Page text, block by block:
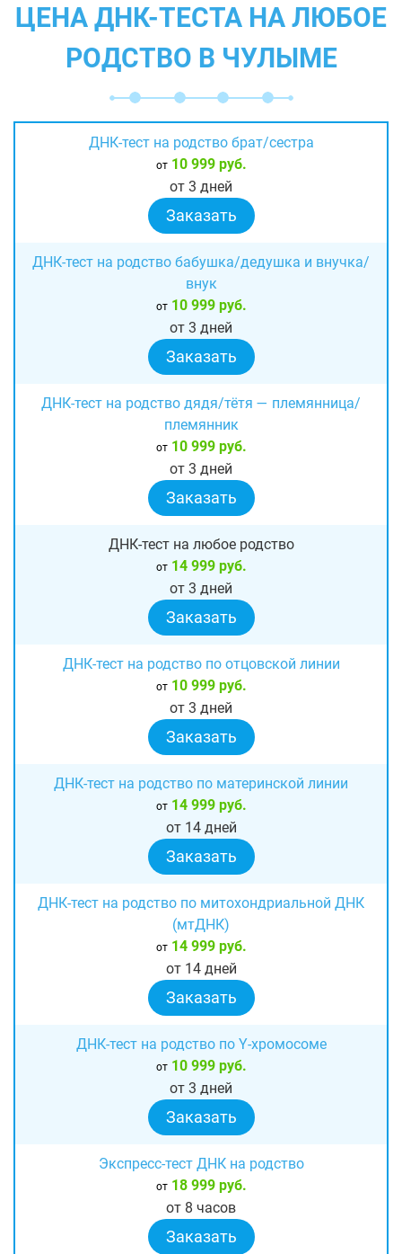
ЦЕНА ДНК-ТЕСТА НА ЛЮБОЕ
РОДСТВО В ЧУЛЫМЕ
ДНК-тест на родство брат/сестра
от10 999 руб.
от 3 дней
Заказать
ДНК-тест на родство бабушка/дедушка и внучка/
внук
от10 999 руб.
от 3 дней
Заказать
ДНК-тест на родство дядя/тётя — племянница/
племянник
от10 999 руб.
от 3 дней
Заказать
ДНК-тест на любое родство
от14 999 руб.
от 3 дней
Заказать
ДНК-тест на родство по отцовской линии
от10 999 руб.
от 3 дней
Заказать
ДНК-тест на родство по материнской линии
от14 999 руб.
от 14 дней
Заказать
ДНК-тест на родство по митохондриальной ДНК
(мтДНК)
от14 999 руб.
от 14 дней
Заказать
ДНК-тест на родство по Y-хромосоме
от10 999 руб.
от 3 дней
Заказать
Экспресс-тест ДНК на родство
от18 999 руб.
от 8 часов
Заказать